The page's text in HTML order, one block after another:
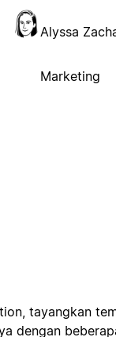
Alyssa
Marketing
tayangkan
dengan